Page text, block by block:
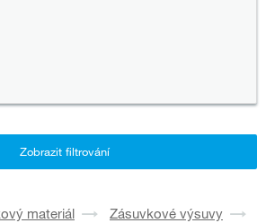
Zobrazit filtrování
materiál
Zásuvkové výsuvy